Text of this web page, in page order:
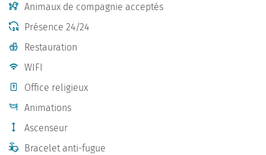
Animaux de compagnie acceptés
Présence 24/24
Restauration
WIFI
Office religieux
Animations
Ascenseur
Bracelet anti-fugue